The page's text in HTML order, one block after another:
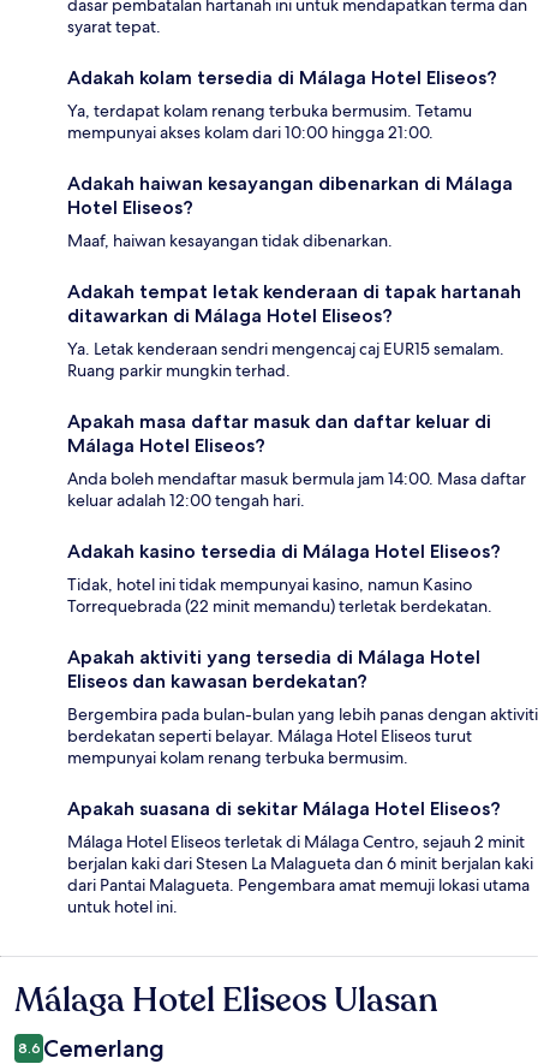
dasar pembatalan hartanah ini untuk mendapatkan terma dan
syarat tepat.
Adakah kolam tersedia di Málaga Hotel Eliseos?
Ya, terdapat kolam renang terbuka bermusim. Tetamu
mempunyai akses kolam dari 10:00 hingga 21:00.
Adakah haiwan kesayangan dibenarkan di Málaga
Hotel Eliseos?
Maaf, haiwan kesayangan tidak dibenarkan.
Adakah tempat letak kenderaan di tapak hartanah
ditawarkan di Málaga Hotel Eliseos?
Ya. Letak kenderaan sendri mengencaj caj EUR15 semalam.
Ruang parkir mungkin terhad.
Apakah masa daftar masuk dan daftar keluar di
Málaga Hotel Eliseos?
Anda boleh mendaftar masuk bermula jam 14:00. Masa daftar
keluar adalah 12:00 tengah hari.
Adakah kasino tersedia di Málaga Hotel Eliseos?
Tidak, hotel ini tidak mempunyai kasino, namun Kasino
Torrequebrada (22 minit memandu) terletak berdekatan.
Apakah aktiviti yang tersedia di Málaga Hotel
Eliseos dan kawasan berdekatan?
Bergembira pada bulan-bulan yang lebih panas dengan aktiviti
berdekatan seperti belayar. Málaga Hotel Eliseos turut
mempunyai kolam renang terbuka bermusim.
Apakah suasana di sekitar Málaga Hotel Eliseos?
Málaga Hotel Eliseos terletak di Málaga Centro, sejauh 2 minit
berjalan kaki dari Stesen La Malagueta dan 6 minit berjalan kaki
dari Pantai Malagueta. Pengembara amat memuji lokasi utama
untuk hotel ini.
Ulasan
Málaga Hotel Eliseos Ulasan
8.6 Cemerlang